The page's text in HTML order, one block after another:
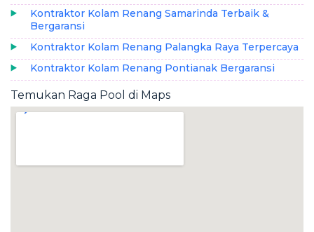
Kontraktor Kolam Renang Samarinda Terbaik &
Bergaransi
Kontraktor Kolam Renang Palangka Raya Terpercaya
Kontraktor Kolam Renang Pontianak Bergaransi
Temukan Raga Pool di Maps